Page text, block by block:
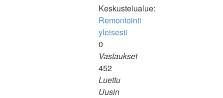
Keskustelualue:
Remontointi
yleisesti
0
Vastaukset
452
Luettu
Uusin